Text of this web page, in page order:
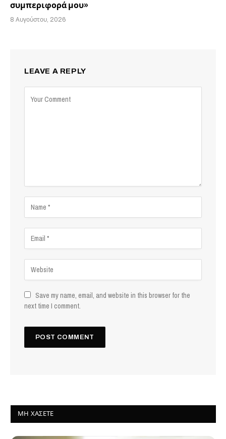
συμπεριφορά μου»
8 Αυγούστου, 2026
LEAVE A REPLY
Save my name, email, and website in this browser for the
next time I comment.
ΜΗ ΧΆΣΕΤΕ